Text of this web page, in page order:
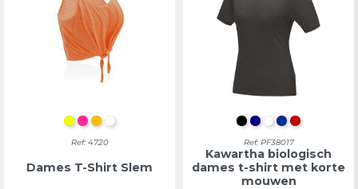
FLUO GEEL
FLUO FUCHSIA
FLUOR ORANJE
WIT
Ref: 4720
Dames T-Shirt Slem
INTENS ZWART
WITBLAUW
ROOD
Ref: PF38017
Kawartha biologisch
dames t-shirt met korte
mouwen